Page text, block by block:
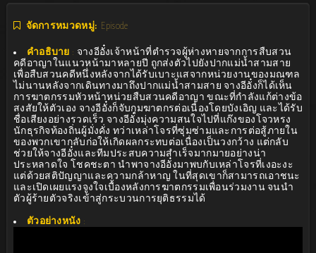
จัดการหมวดหมู่: Episode
คำอธิบาย : จางอีอั๋งเจ้าหน้าที่ตำรวจผู้ห่างหายจากการสืบสวน
คดีอาญาในแนวหน้ามาหลายปี ถูกส่งตัวไปยังปากแม่น้ำสามสาย
เพื่อสืบสวนคดีหนึ่งหลังจากได้รับเบาะแสจากหน่วยงานของมณฑล
ไม่นานหลังจากเดินทางมาถึงปากแม่น้ำสามสาย จางอีอั๋งก็ได้เห็น
การฆาตกรรมหัวหน้าหน่วยสืบสวนคดีอาญา ขณะที่กำลังแก้ต่างข้อ
สงสัยให้ตัวเอง จางอีอั๋งก็จับกุมฆาตกรต่อเนื่องโดยบังเอิญ และได้รับ
ชื่อเสียงอย่างรวดเร็ว จางอีอั๋งมุ่งความสนใจไปที่แก๊งของโจวหรง
นักธุรกิจท้องถิ่นผู้มั่งคั่ง ทว่าเหล่าโจรที่ซุ่มซ่ามและการต่อสู้ภายใน
ของพวกเขากลับก่อให้เกิดผลกระทบต่อเนื่องเป็นวงกว้าง แต่กลับ
ช่วยให้จางอีอั๋งและทีมประสบความสำเร็จมากมายอย่างน่า
ประหลาดใจ โชคชะตา นำพาจางอีอั๋งมาพบกับเหล่าโจรที่เงอะงะ
แต่ด้วยสติปัญญาและความกล้าหาญ ในที่สุดเขาก็สามารถเอาชนะ
และเปิดเผยแรงจูงใจเบื้องหลังการฆาตกรรมเพื่อนร่วมงาน จนนำ
ตัวผู้ร้ายตัวจริงเข้าสู่กระบวนการยุติธรรมได้
ตัวอย่างหนัง :